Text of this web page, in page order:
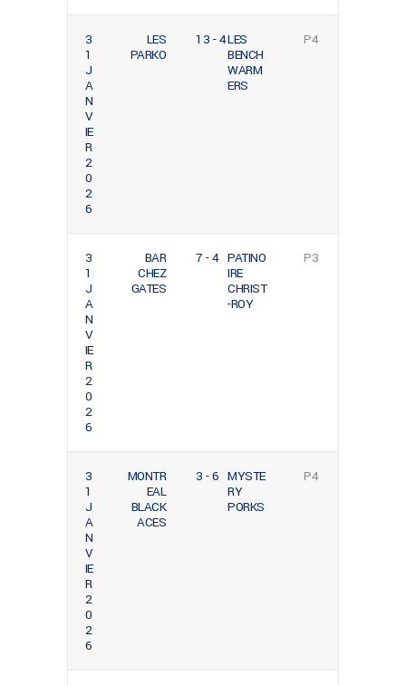
3
1
J
A
N
V
IE
R
2
0
2
6
LES
PARKO
13 - 4LES
BENCH
WARM
ERS
P4
3
1
J
A
N
V
IE
R
2
0
2
6
BAR
CHEZ
GATES
7 - 4 PATINO
IRE
CHRIST
-ROY
P3
3
1
J
A
N
V
IE
R
2
0
2
6
MONTR
EAL
BLACK
ACES
3 - 6 MYSTE
RY
PORKS
P4